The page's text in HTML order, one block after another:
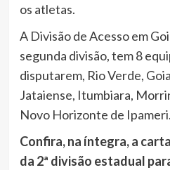
os atletas.
A Divisão de Acesso em
segunda divisão, tem 8
disputarem, Rio Verde,
Jataiense, Itumbiara,
Novo Horizonte de Ipameri.
Confira, na íntegra, a
da 2ª divisão estadual